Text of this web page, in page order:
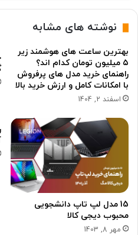
نوشته های مشابه
بهترین ساعت های هوشمند زیر
۵ میلیون تومان کدام اند؟
راهنمای خرید مدل های پرفروش
با امکانات کامل و ارزش خرید بالا
اسفند 2, 1404
15 مدل لپ تاپ دانشجویی
محبوب دیجی کالا
مهر 8, 1403